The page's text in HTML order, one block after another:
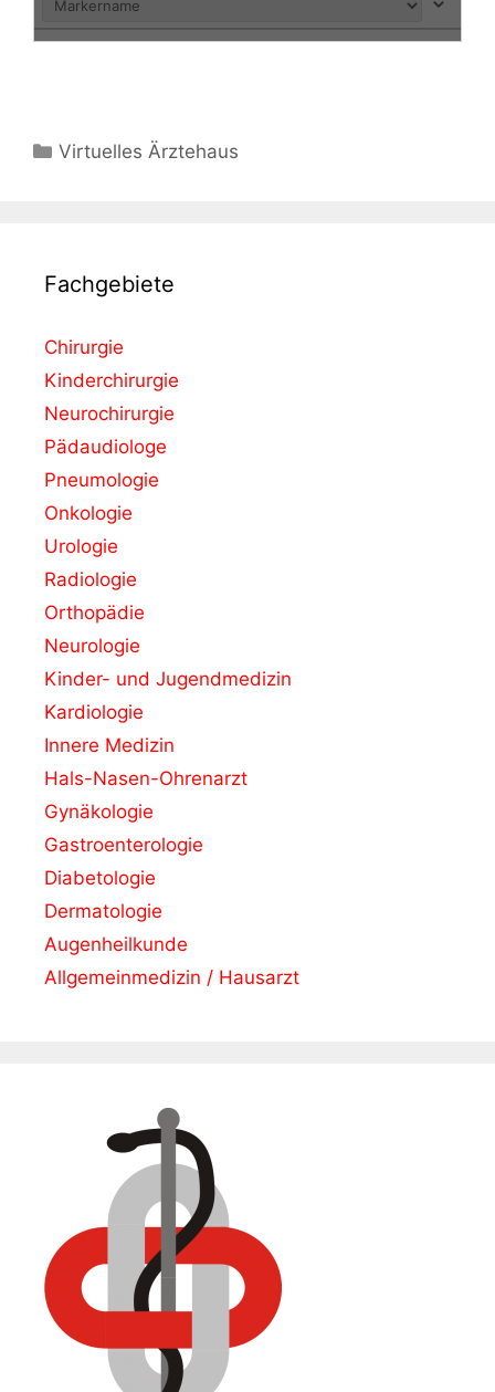
Virtuelles Ärztehaus
Fachgebiete
Chirurgie
Kinderchirurgie
Neurochirurgie
Pädaudiologe
Pneumologie
Onkologie
Urologie
Radiologie
Orthopädie
Neurologie
Kinder- und Jugendmedizin
Kardiologie
Innere Medizin
Hals-Nasen-Ohrenarzt
Gynäkologie
Gastroenterologie
Diabetologie
Dermatologie
Augenheilkunde
Allgemeinmedizin / Hausarzt